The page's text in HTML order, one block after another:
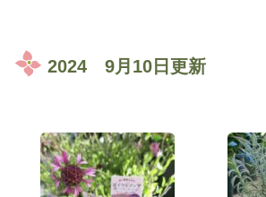
2024 9月10日更新